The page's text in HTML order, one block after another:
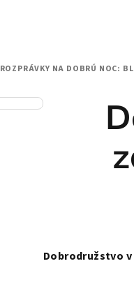
ROZPRÁVKY NA DOBRÚ NOC:
Dobrodružstvo